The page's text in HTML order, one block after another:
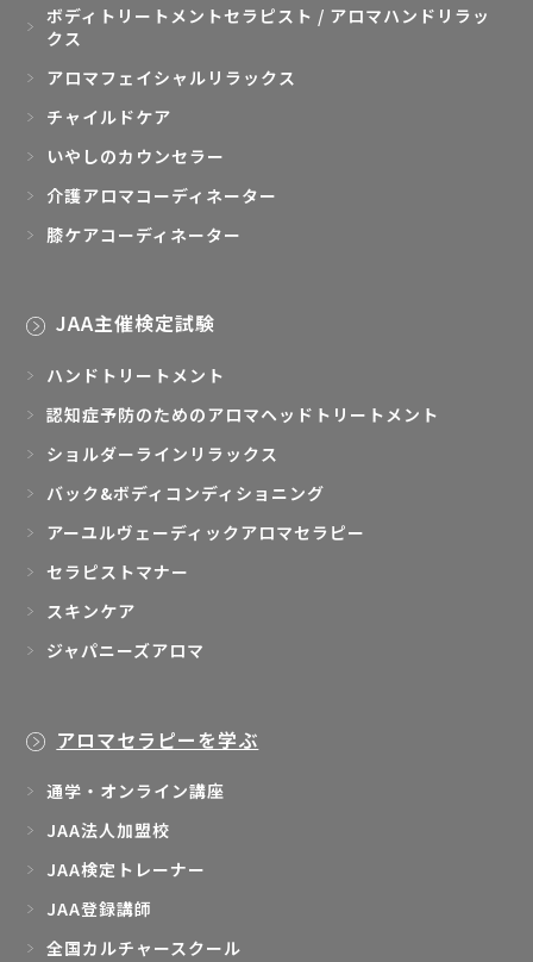
ボディトリートメントセラピスト / アロマハンドリラッ
クス
アロマフェイシャルリラックス
チャイルドケア
いやしのカウンセラー
介護アロマコーディネーター
膝ケアコーディネーター
JAA主催検定試験
ハンドトリートメント
認知症予防のためのアロマヘッドトリートメント
ショルダーラインリラックス
バック&ボディコンディショニング
アーユルヴェーディックアロマセラピー
セラピストマナー
スキンケア
ジャパニーズアロマ
アロマセラピーを学ぶ
通学・オンライン講座
JAA法人加盟校
JAA検定トレーナー
JAA登録講師
全国カルチャースクール